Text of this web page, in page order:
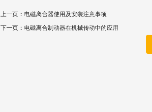
上一页： 电磁离合器使用及安装注意事项
下一页： 电磁离合制动器在机械传动中的应用